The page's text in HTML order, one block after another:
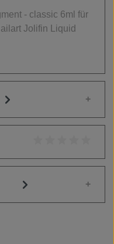
- classic 6ml für
Jolifin Liquid